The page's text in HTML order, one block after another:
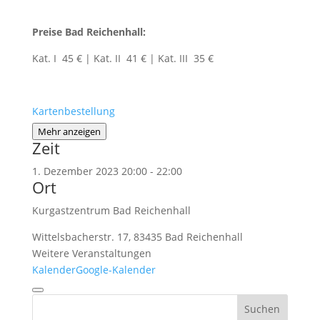
Preise Bad Reichenhall:
Kat. I 45 € | Kat. II 41 € | Kat. III 35 €
Kartenbestellung
Mehr anzeigen
Zeit
1. Dezember 2023 20:00- 22:00
Ort
Kurgastzentrum Bad Reichenhall
Wittelsbacherstr. 17, 83435 Bad Reichenhall
Weitere Veranstaltungen
KalenderGoogle-Kalender